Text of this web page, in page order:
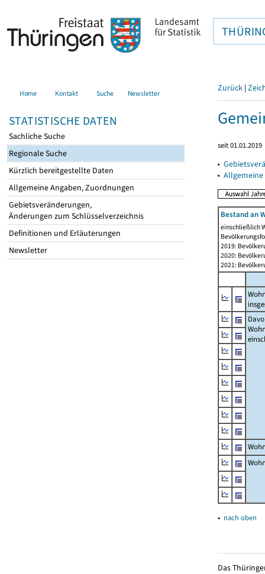
Home Kontakt Suche Newsletter
STATISTISCHE DATEN
Sachliche Suche
Regionale Suche
Kürzlich bereitgestellte Daten
Allgemeine Angaben, Zuordnungen
Gebietsveränderungen,
Änderungen zum Schlüsselverzeichnis
Definitionen und Erläuterungen
Newsletter
Zurück |
seit 01.01.2019
▸
▸
Bestand an
einschließlich
2019:
2020:
2021:
▴ nach oben
Das